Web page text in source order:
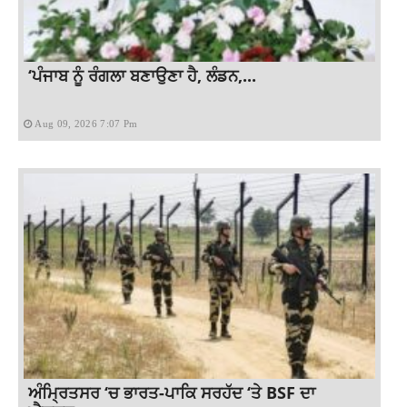
‘ਪੰਜਾਬ ਨੂੰ ਰੰਗਲਾ ਬਣਾਉਣਾ ਹੈ, ਲੰਡਨ,...
Aug 09, 2026 7:07 Pm
ਅੰਮ੍ਰਿਤਸਰ ‘ਚ ਭਾਰਤ-ਪਾਕਿ ਸਰਹੱਦ ‘ਤੇ BSF ਦਾ